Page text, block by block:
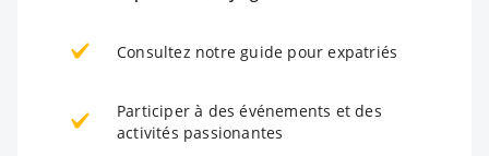
Consultez notre guide pour expatriés
Participer à des événements et des
activités passionantes